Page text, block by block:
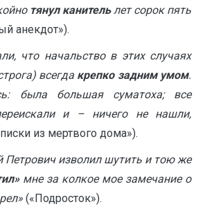
тянул канительлет сорок пять
анекдот»).
что начальство в этих случаях
всегда крепко задним умом.
была большая суматоха; все
и – ничего не нашли,
из мертвого дома»).
Петрович изволил шутить и тою же
мне за колкое мое замечание о
(«Подросток»).